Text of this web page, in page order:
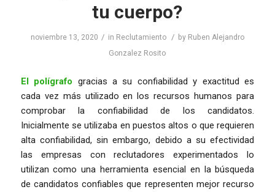
tu cuerpo?
noviembre 13, 2020 / in Reclutamiento / by Ruben Alejandro
Gonzalez Rosito
El polígrafo gracias a su confiabilidad y exactitud es
cada vez más utilizado en los recursos humanos para
comprobar la confiabilidad de los candidatos.
Inicialmente se utilizaba en puestos altos o que requieren
alta confiabilidad, sin embargo, debido a su efectividad
las empresas con reclutadores experimentados lo
utilizan como una herramienta esencial en la búsqueda
de candidatos confiables que representen mejor recurso